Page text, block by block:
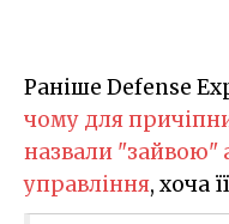
Раніше Defense
чому для
назвали "зайвою"
управління, хоча